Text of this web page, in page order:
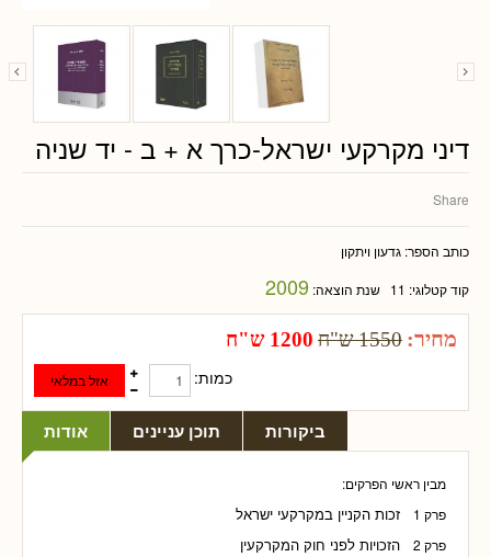
דיני מקרקעי ישראל-כרך א + ב - יד שניה
Share
כותב הספר: גדעון ויתקון
קוד קטלוגי: 11 שנת הוצאה: 2009
מחיר: 1550 ש"ח 1200 ש"ח
כמות:
אודות תוכן עניינים ביקורות
מבין ראשי הפרקים:
פרק 1
זכות הקניין במקרקעי ישראל
פרק 2 הזכויות לפני חוק המקרקעין